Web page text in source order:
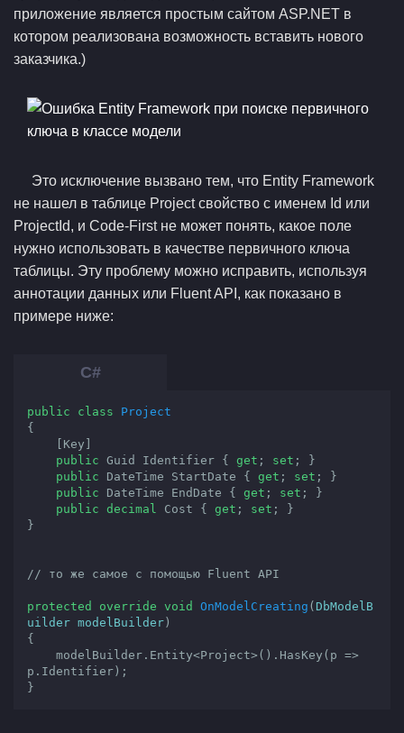
приложение является простым сайтом ASP.NET в
котором реализована возможность вставить нового
заказчика.)
Это исключение вызвано тем, что Entity Framework
не нашел в таблице Project свойство с именем Id или
ProjectId, и Code-First не может понять, какое поле
нужно использовать в качестве первичного ключа
таблицы. Эту проблему можно исправить, используя
аннотации данных или Fluent API, как показано в
примере ниже:
public class
Project
{
public Guid Identifier { get ; set ; }
public DateTime StartDate { get ; set ; }
public DateTime EndDate { get ; set ; }
public decimal Cost { get ; set ; }
}
// то же самое с помощью Fluent API
protected override void OnModelCreating ( DbModelB
uilder modelBuilder
{
p.Identifier);
}